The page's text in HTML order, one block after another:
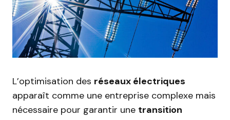
L’optimisation des réseaux électriques
apparaît comme une entreprise complexe mais
nécessaire pour garantir une transition